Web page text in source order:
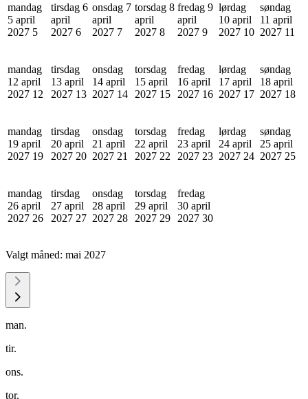
mandag
5 april
2027 5
tirsdag 6
april
2027 6
onsdag 7
april
2027 7
torsdag 8
april
2027 8
fredag 9
april
2027 9
lørdag
10 april
2027 10
søndag
11 april
2027 11
mandag
12 april
2027 12
tirsdag
13 april
2027 13
onsdag
14 april
2027 14
torsdag
15 april
2027 15
fredag
16 april
2027 16
lørdag
17 april
2027 17
søndag
18 april
2027 18
mandag
19 april
2027 19
tirsdag
20 april
2027 20
onsdag
21 april
2027 21
torsdag
22 april
2027 22
fredag
23 april
2027 23
lørdag
24 april
2027 24
søndag
25 april
2027 25
mandag
26 april
2027 26
tirsdag
27 april
2027 27
onsdag
28 april
2027 28
torsdag
29 april
2027 29
fredag
30 april
2027 30
Valgt måned: mai 2027
man.
tir.
ons.
tor.